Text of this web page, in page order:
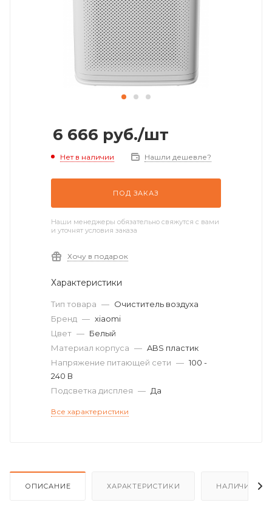
6 666 руб./шт
Нет в наличии Нашли дешевле?
ПОД ЗАКАЗ
Наши менеджеры обязательно свяжутся с вами
и уточнят условия заказа
Хочу в подарок
Характеристики
Тип товара — Очиститель воздуха
Бренд — xiaomi
Цвет — Белый
Материал корпуса — ABS пластик
Напряжение питающей сети — 100 -
240 В
Подсветка дисплея — Да
Все характеристики
ОПИСАНИЕ ХАРАКТЕРИСТИКИ НАЛИЧИЕ